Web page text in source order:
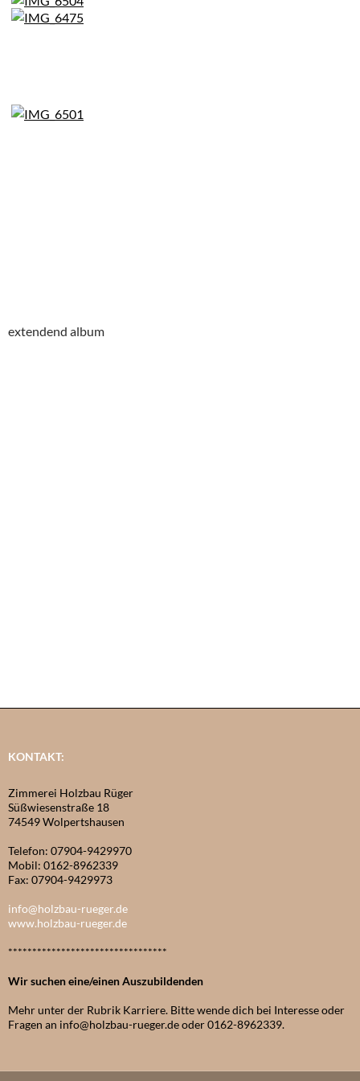
extendend album
KONTAKT:
Zimmerei Holzbau Rüger
Süßwiesenstraße 18
74549 Wolpertshausen
Telefon: 07904-9429970
Mobil: 0162-8962339
Fax: 07904-9429973
info@holzbau-rueger.de
www.holzbau-rueger.de
*********************************
Wir suchen eine/einen Auszubildenden
Mehr unter der Rubrik Karriere. Bitte wende dich bei Interesse oder
Fragen an info@holzbau-rueger.de oder 0162-8962339.